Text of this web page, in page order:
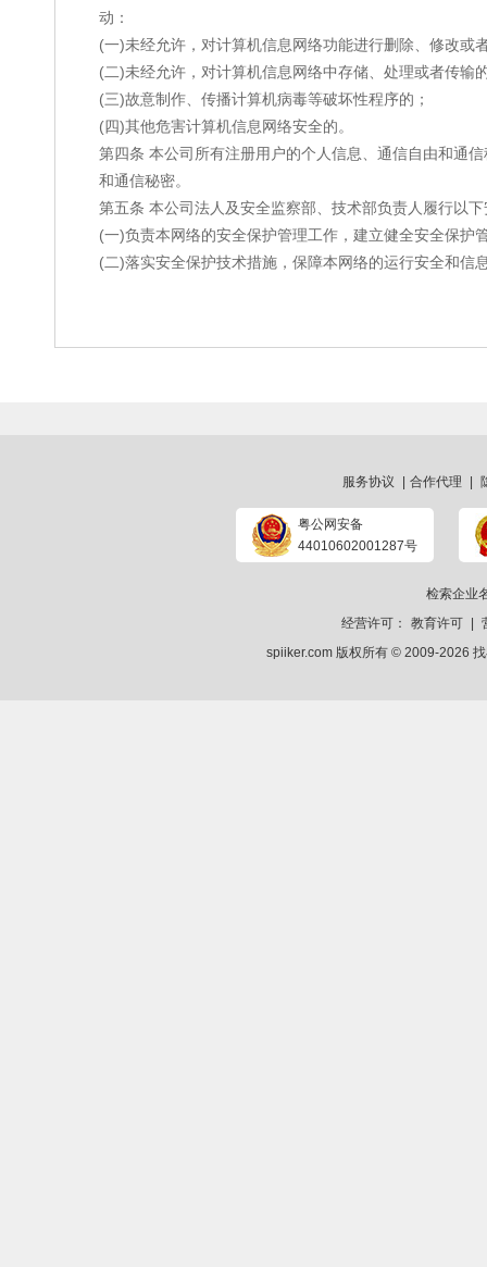
动：
(一)未经允许，对计算机信息网络功能进行删除、修改或
(二)未经允许，对计算机信息网络中存储、处理或者传输
(三)故意制作、传播计算机病毒等破坏性程序的；
(四)其他危害计算机信息网络安全的。
第四条 本公司所有注册用户的个人信息、通信自由和通
和通信秘密。
第五条 本公司法人及安全监察部、技术部负责人履行以
(一)负责本网络的安全保护管理工作，建立健全安全保护
(二)落实安全保护技术措施，保障本网络的运行安全和信
服务协议 合作代理
粤公网安备
44010602001287号
检索企业
经营许可：
教育许可
spiiker.com 版权所有 © 2009-2026